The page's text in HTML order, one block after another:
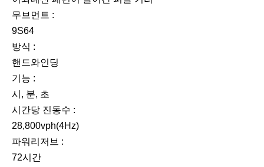
무브먼트 :
9S64
방식 :
핸드와인딩
기능 :
시, 분, 초
시간당 진동수 :
28,800vph(4Hz)
파워리저브 :
72시간